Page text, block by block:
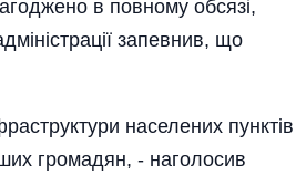
в повному обсязі,
запевнив, що
населених пунктів
громадян, - наголосив